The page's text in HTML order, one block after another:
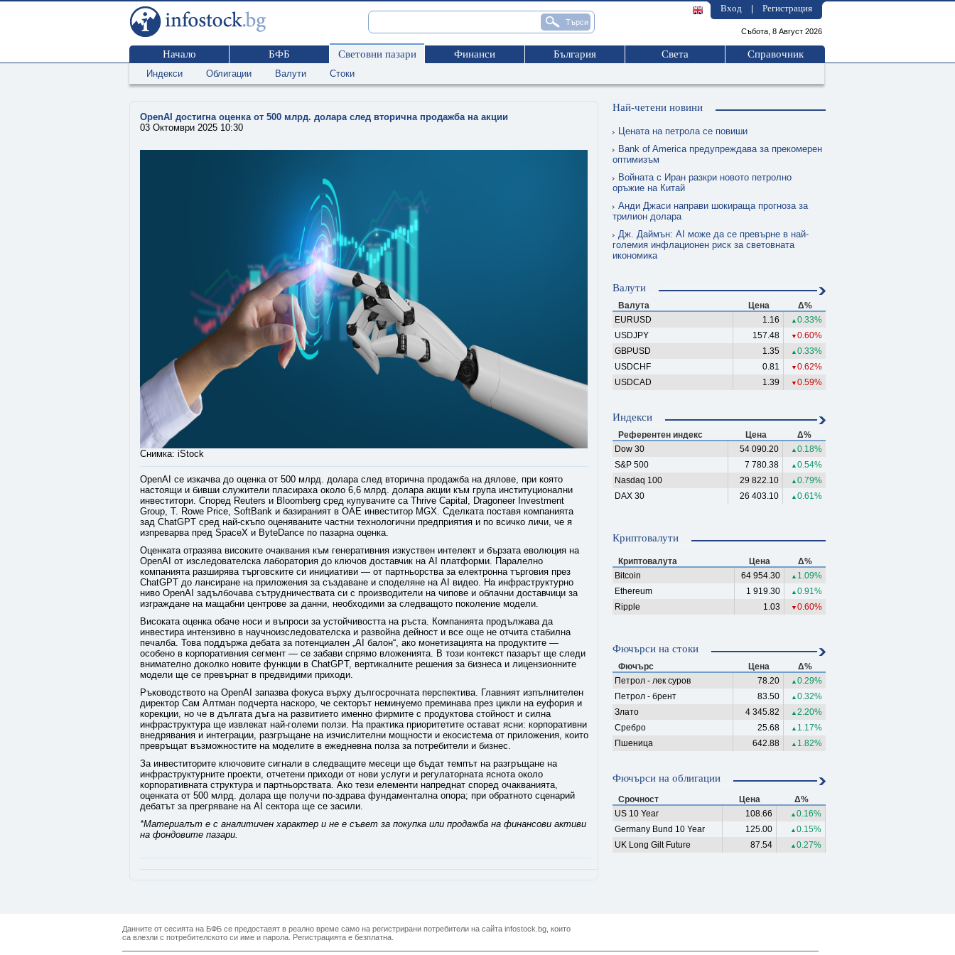
Вход Регистрация
Събота, 8 Август 2026
Начало БФБ Световни пазари Финанси България Света Справочник
Индекси Облигации Валути Стоки
OpenAI достигна оценка от 500 млрд. долара след вторична продажба на акции
03 Октомври 2025 10:30
Снимка: iStock
OpenAI се изкачва до оценка от 500 млрд. долара след вторична продажба на дялове, при която
настоящи и бивши служители пласираха около 6,6 млрд. долара акции към група институционални
инвеститори. Според Reuters и Bloomberg сред купувачите са Thrive Capital, Dragoneer Investment
Group, T. Rowe Price, SoftBank и базираният в ОАЕ инвеститор MGX. Сделката поставя компанията
зад ChatGPT сред най-скъпо оценяваните частни технологични предприятия и по всичко личи, че я
изпреварва пред SpaceX и ByteDance по пазарна оценка.
Оценката отразява високите очаквания към генеративния изкуствен интелект и бързата еволюция на
OpenAI от изследователска лаборатория до ключов доставчик на AI платформи. Паралелно
компанията разширява търговските си инициативи — от партньорства за електронна търговия през
ChatGPT до лансиране на приложения за създаване и споделяне на AI видео. На инфраструктурно
ниво OpenAI задълбочава сътрудничествата си с производители на чипове и облачни доставчици за
изграждане на мащабни центрове за данни, необходими за следващото поколение модели.
Високата оценка обаче носи и въпроси за устойчивостта на ръста. Компанията продължава да
инвестира интензивно в научноизследователска и развойна дейност и все още не отчита стабилна
печалба. Това поддържа дебата за потенциален „AI балон“, ако монетизацията на продуктите —
особено в корпоративния сегмент — се забави спрямо вложенията. В този контекст пазарът ще следи
внимателно доколко новите функции в ChatGPT, вертикалните решения за бизнеса и лицензионните
модели ще се превърнат в предвидими приходи.
Ръководството на OpenAI запазва фокуса върху дългосрочната перспектива. Главният изпълнителен
директор Сам Алтман подчерта наскоро, че секторът неминуемо преминава през цикли на еуфория и
корекции, но че в дългата дъга на развитието именно фирмите с продуктова стойност и силна
инфраструктура ще извлекат най-големи ползи. На практика приоритетите остават ясни: корпоративни
внедрявания и интеграции, разгръщане на изчислителни мощности и екосистема от приложения, които
превръщат възможностите на моделите в ежедневна полза за потребители и бизнес.
За инвеститорите ключовите сигнали в следващите месеци ще бъдат темпът на разгръщане на
инфраструктурните проекти, отчетени приходи от нови услуги и регулаторната яснота около
корпоративната структура и партньорствата. Ако тези елементи напреднат според очакванията,
оценката от 500 млрд. долара ще получи по-здрава фундаментална опора; при обратното сценарий
дебатът за прегряване на AI сектора ще се засили.
*Материалът е с аналитичен характер и не е съвет за покупка или продажба на финансови активи
на фондовите пазари.
Най-четени новини
Цената на петрола се повиши
Bank of America предупреждава за прекомерен
оптимизъм
Войната с Иран разкри новото петролно
оръжие на Китай
Анди Джаси направи шокираща прогноза за
трилион долара
Дж. Даймън: AI може да се превърне в най-
големия инфлационен риск за световната
икономика
Валути
Валута Цена
Δ%
EURUSD
1.16 ▲ 0.33%
USDJPY
157.48 ▼ 0.60%
GBPUSD
1.35 ▲ 0.33%
USDCHF
0.81 ▼ 0.62%
USDCAD
1.39 ▼ 0.59%
Индекси
Референтен индекс Цена
Δ%
Dow 30
54 090.20 ▲ 0.18%
S&P 500
7 780.38 ▲ 0.54%
Nasdaq 100
29 822.10 ▲ 0.79%
DAX 30
26 403.10 ▲ 0.61%
Криптовалути
Криптовалута Цена
Δ%
Bitcoin
64 954.30 ▲ 1.09%
Ethereum
1 919.30 ▲ 0.91%
Ripple
1.03 ▼ 0.60%
Фючърси на стоки
Фючърс Цена
Δ%
Петрол - лек суров
78.20 ▲ 0.29%
Петрол - брент
83.50 ▲ 0.32%
Злато
4 345.82 ▲ 2.20%
Сребро
25.68 ▲ 1.17%
Пшеница
642.88 ▲ 1.82%
Фючърси на облигации
Срочност Цена
Δ%
US 10 Year
108.66 ▲ 0.16%
Germany Bund 10 Year
125.00 ▲ 0.15%
UK Long Gilt Future
87.54 ▲ 0.27%
Данните от сесията на БФБ се предоставят в реално време само на регистрирани потребители на сайта infostock.bg, които
са влезли с потребителското си име и парола. Регистрацията е безплатна.